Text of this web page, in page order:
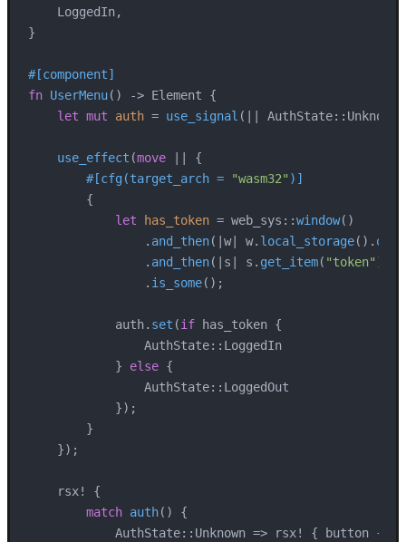
    LoggedIn,
}
#[component]
fn UserMenu() -> Element {
let mut auth = use_signal (||
use_effect (move || {
#[cfg(target_arch =
"wasm32" )]
        {
let
has_token = web_sys::window()
                .
and_then(|w| w. local_storage(). ok
                .
and_then(|s| s. get_item( "token" ).
                .
is_some();
            auth.
set (if has_token {
                AuthState::LoggedIn
            }
else {
                AuthState::LoggedOut
            });
        }
    });
    rsx! {
match auth() {
AuthState::Unknown => rsx! { button {